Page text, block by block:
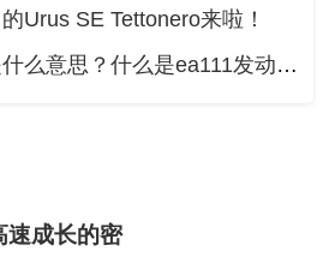
Urus SE Tettonero来啦！
ea111发动机是什么意思？什么是ea111发动机？
速成长的密